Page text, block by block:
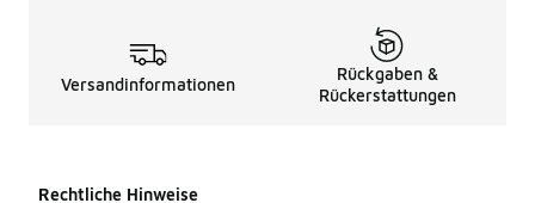
Versandinformationen
Rückgaben &
Rückerstattungen
Rechtliche Hinweise